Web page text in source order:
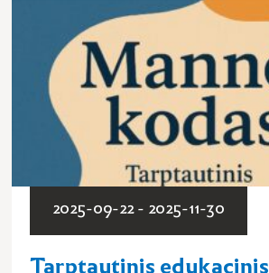
2025-09-22 - 2025-11-30
Tarptautinis edukacinis